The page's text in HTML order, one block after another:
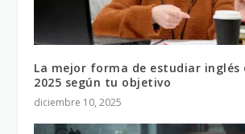
La mejor forma de estudiar inglés
2025 según tu objetivo
diciembre 10, 2025